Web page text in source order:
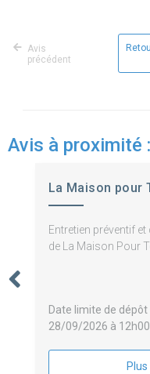
Avis
précédent
Avis à proximité :
La Maison pour
Entretien préventif
de La Maison Pour
Date limite de dépôt
28/09/2026 à 12h00